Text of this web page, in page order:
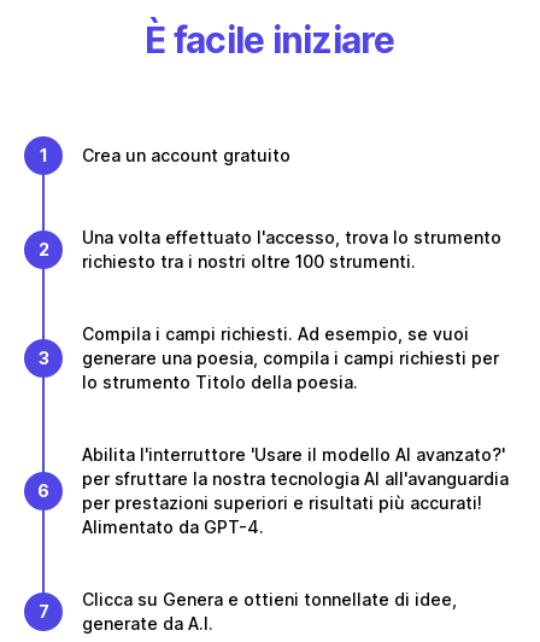
È facile iniziare
1 Crea un account gratuito
2
Una volta effettuato l'accesso, trova lo strumento
richiesto tra i nostri oltre 100 strumenti.
3
Compila i campi richiesti. Ad esempio, se vuoi
generare una poesia, compila i campi richiesti per
lo strumento Titolo della poesia.
6
Abilita l'interruttore 'Usare il modello AI avanzato?'
per sfruttare la nostra tecnologia AI all'avanguardia
per prestazioni superiori e risultati più accurati!
Alimentato da GPT-4.
7
Clicca su Genera e ottieni tonnellate di idee,
generate da A.I.